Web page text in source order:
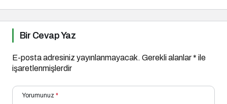
Bir Cevap Yaz
E-posta adresiniz yayınlanmayacak. Gerekli alanlar* ile
işaretlenmişlerdir
Yorumunuz *